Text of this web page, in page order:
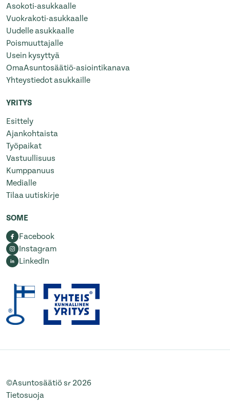
Asokoti-asukkaalle
Vuokrakoti-asukkaalle
Uudelle asukkaalle
Poismuuttajalle
Usein kysyttyä
OmaAsuntosäätiö-asiointikanava
Yhteystiedot asukkaille
YRITYS
Esittely
Ajankohtaista
Työpaikat
Vastuullisuus
Kumppanuus
Medialle
Tilaa uutiskirje
SOME
Facebook
Instagram
LinkedIn
©Asuntosäätiö sr 2026
Tietosuoja